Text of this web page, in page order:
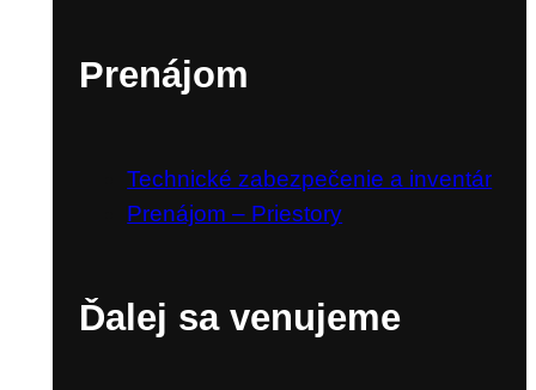
Prenájom
Technické zabezpečenie a inventár
Prenájom – Priestory
Ďalej sa venujeme